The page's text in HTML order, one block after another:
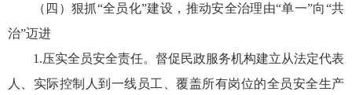
（四）狠抓“全员化”建设，推动安全治理由“单一”向“共
治”迈进
1.压实全员安全责任。督促民政服务机构建立从法定代表
人、实际控制人到一线员工、覆盖所有岗位的全员安全生产